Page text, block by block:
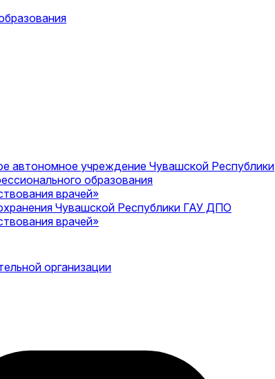
автономное учреждение Чувашской Республики
образования
врачей»
Чувашской Республики ГАУ ДПО
врачей»
организации